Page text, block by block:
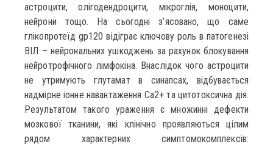
астроцити, олігодендроцити, мікроглія, моноцити,
нейрони тощо. На сьогодні з’ясовано, що саме
глікопротеїд gp120 відіграє ключову роль в патогенезі
ВІЛ – нейрональних ушкоджень за рахунок блокування
нейротрофічного лімфокіна. Внаслідок чого астроцити
не утримують глутамат в синапсах, відбувається
надмірне іонне навантаження Ca2+ та цитотоксична дія.
Результатом такого ураження є множинні дефекти
мозкової тканини, які клінічно проявляються цілим
рядом характерних симптомокомплексів: